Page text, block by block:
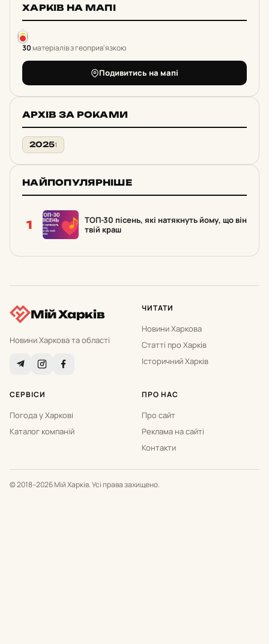
ХАРКІВ НА МАПІ
30матеріалів з геоприв'язкою
Подивитись на мапі
АРХІВ ЗА РОКАМИ
20251
НАЙПОПУЛЯРНІШЕ
1
ТОП-30 пісень, які натякнуть йому, що він
твій краш
Мій Харків
Новини Харкова та області
ЧИТАТИ
Новини Харкова
Статті про Харків
Історичний Харків
СЕРВІСИ
Погода у Харкові
Каталог компаній
ПРО НАС
Про сайт
Реклама на сайті
Контакти
© 2018–2026 Мій Харків. Усі права захищено.